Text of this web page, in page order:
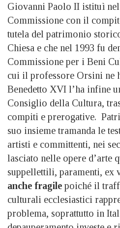
Giovanni Paolo II istituì nel
Commissione con il
tutela del patrimonio
Chiesa e che nel 1993 fu
Commissione per i Beni
cui il professore Orsini ne
Benedetto XVI l’ha infine
Consiglio della Cultura,
compiti e prerogative.
suo insieme tramanda le
artisti e committenti, nei
lasciato nelle opere d’arte
suppellettili, paramenti, ex
anche fragile poiché il
culturali ecclesiastici
problema, soprattutto in